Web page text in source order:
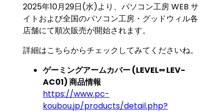
2025年10月29日(水)より、パソコン工房 WEB サ
イトおよび全国のパソコン工房・グッドウィル各
店舗にて順次販売が開始されます。
詳細はこちらからチェックしてみてくださいね。
ゲーミングアームカバー (LEVEL∞ LEV-
AC01) 商品情報
https://www.pc-
koubou.jp/products/detail.php?